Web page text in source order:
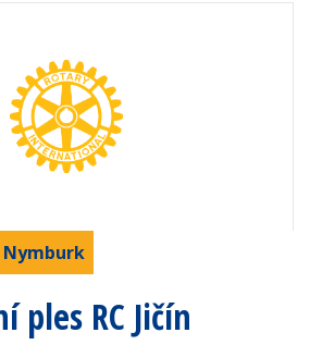
Nymburk
ples RC Jičín